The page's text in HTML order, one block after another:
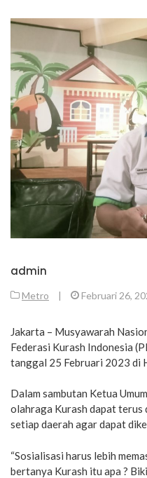
admin
Metro | Februari 26,
Jakarta – Musyawarah
Federasi Kurash Indonesia
tanggal 25 Februari 2023 di
Dalam sambutan Ketua
olahraga Kurash dapat terus
setiap daerah agar dapat
“Sosialisasi harus lebih
bertanya Kurash itu apa ?